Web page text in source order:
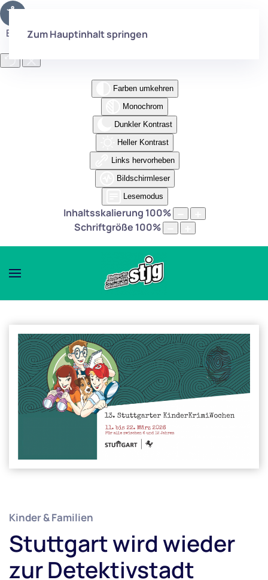
Eingabehilfen öffnen
Farben umkehren
Monochrom
Dunkler Kontrast
Heller Kontrast
Links hervorheben
Bildschirmleser
Lesemodus
Inhaltsskalierung 100%
Schriftgröße 100%
Zum Hauptinhalt springen
Kinder & Familien
Stuttgart wird wieder
zur Detektivstadt